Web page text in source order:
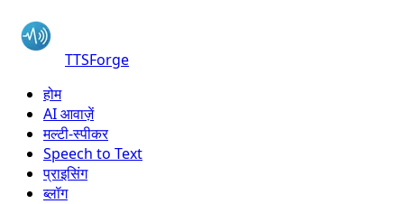
TTSForge
होम
AI आवाज़ें
मल्टी-स्पीकर
Speech to Text
प्राइसिंग
ब्लॉग